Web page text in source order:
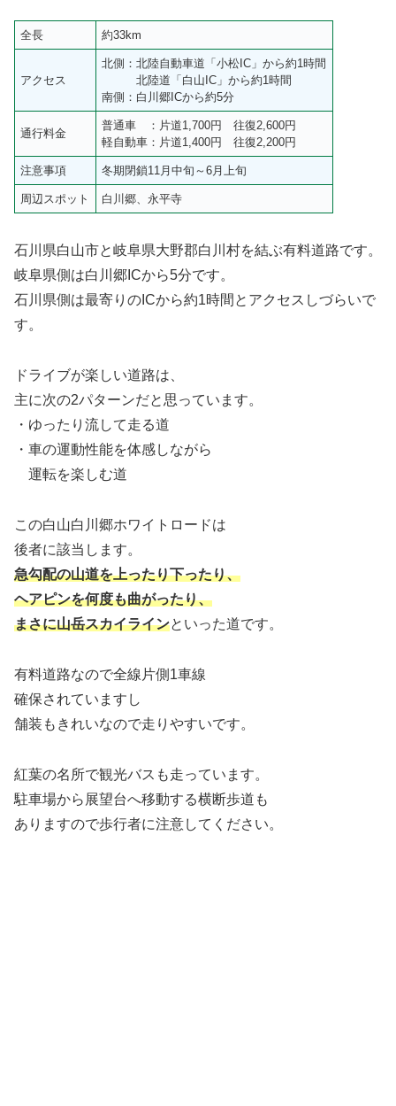
全長 約33km
アクセス
北側：北陸自動車道「小松IC」から約1時間
北陸道「白山IC」から約1時間
南側：白川郷ICから約5分
通行料金
普通車 ：片道1,700円 往復2,600円
軽自動車：片道1,400円 往復2,200円
注意事項 冬期閉鎖11月中旬～6月上旬
周辺スポット 白川郷、永平寺
石川県白山市と岐阜県大野郡白川村を結ぶ有料道路です。
岐阜県側は白川郷ICから5分です。
石川県側は最寄りのICから約1時間とアクセスしづらいで
す。
ドライブが楽しい道路は、
主に次の2パターンだと思っています。
・ゆったり流して走る道
・車の運動性能を体感しながら
運転を楽しむ道
この白山白川郷ホワイトロードは
後者に該当します。
急勾配の山道を上ったり下ったり、
ヘアピンを何度も曲がったり、
まさに山岳スカイラインといった道です。
有料道路なので全線片側1車線
確保されていますし
舗装もきれいなので走りやすいです。
紅葉の名所で観光バスも走っています。
駐車場から展望台へ移動する横断歩道も
ありますので歩行者に注意してください。